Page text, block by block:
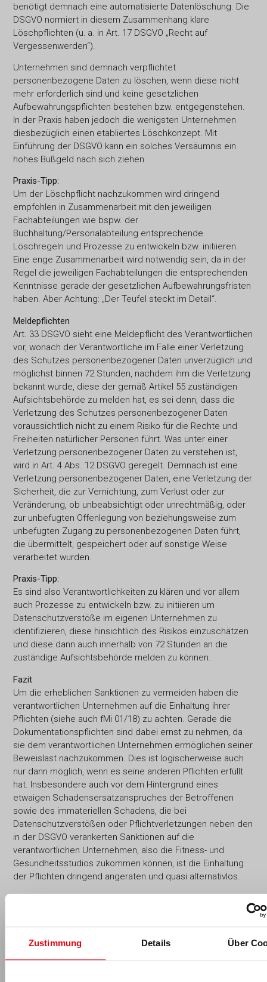
Zustimmung Details Über
benötigt demnach eine automatisierte Datenlöschung. Die
DSGVO normiert in diesem Zusammenhang klare
Löschpflichten (u. a. in Art. 17 DSGVO „Recht auf
Vergessenwerden“).
Unternehmen sind demnach verpflichtet
personenbezogene Daten zu löschen, wenn diese nicht
mehr erforderlich sind und keine gesetzlichen
Aufbewahrungspflichten bestehen bzw. entgegenstehen.
In der Praxis haben jedoch die wenigsten Unternehmen
diesbezüglich einen etabliertes Löschkonzept. Mit
Einführung der DSGVO kann ein solches Versäumnis ein
hohes Bußgeld nach sich ziehen.
Praxis-Tipp:
Um der Löschpflicht nachzukommen wird dringend
empfohlen in Zusammenarbeit mit den jeweiligen
Fachabteilungen wie bspw. der
Buchhaltung/Personalabteilung entsprechende
Löschregeln und Prozesse zu entwickeln bzw. initiieren.
Eine enge Zusammenarbeit wird notwendig sein, da in der
Regel die jeweiligen Fachabteilungen die entsprechenden
Kenntnisse gerade der gesetzlichen Aufbewahrungsfristen
haben. Aber Achtung: „Der Teufel steckt im Detail“.
Meldepflichten
Art. 33 DSGVO sieht eine Meldepflicht des Verantwortlichen
vor, wonach der Verantwortliche im Falle einer Verletzung
des Schutzes personenbezogener Daten unverzüglich und
möglichst binnen 72 Stunden, nachdem ihm die Verletzung
bekannt wurde, diese der gemäß Artikel 55 zuständigen
Aufsichtsbehörde zu melden hat, es sei denn, dass die
Verletzung des Schutzes personenbezogener Daten
voraussichtlich nicht zu einem Risiko für die Rechte und
Freiheiten natürlicher Personen führt. Was unter einer
Verletzung personenbezogener Daten zu verstehen ist,
wird in Art. 4 Abs. 12 DSGVO geregelt. Demnach ist eine
Verletzung personenbezogener Daten, eine Verletzung der
Sicherheit, die zur Vernichtung, zum Verlust oder zur
Veränderung, ob unbeabsichtigt oder unrechtmäßig, oder
zur unbefugten Offenlegung von beziehungsweise zum
unbefugten Zugang zu personenbezogenen Daten führt,
die übermittelt, gespeichert oder auf sonstige Weise
verarbeitet wurden.
Praxis-Tipp:
Es sind also Verantwortlichkeiten zu klären und vor allem
auch Prozesse zu entwickeln bzw. zu initiieren um
Datenschutzverstöße im eigenen Unternehmen zu
identifizieren, diese hinsichtlich des Risikos einzuschätzen
und diese dann auch innerhalb von 72 Stunden an die
zuständige Aufsichtsbehörde melden zu können.
Fazit
Um die erheblichen Sanktionen zu vermeiden haben die
verantwortlichen Unternehmen auf die Einhaltung ihrer
Pflichten (siehe auch fMi 01/18) zu achten. Gerade die
Dokumentationspflichten sind dabei ernst zu nehmen, da
sie dem verantwortlichen Unternehmen ermöglichen seiner
Beweislast nachzukommen. Dies ist logischerweise auch
nur dann möglich, wenn es seine anderen Pflichten erfüllt
hat. Insbesondere auch vor dem Hintergrund eines
etwaigen Schadensersatzanspruches der Betroffenen
sowie des immateriellen Schadens, die bei
Datenschutzverstößen oder Pflichtverletzungen neben den
in der DSGVO verankerten Sanktionen auf die
verantwortlichen Unternehmen, also die Fitness- und
Gesundheitsstudios zukommen können, ist die Einhaltung
der Pflichten dringend angeraten und quasi alternativlos.
Unternehmen ab sofort ist, sich mit der neuen DSGVO
auseinanderzusetzen und nicht die Augen vor einem
vermeintlich langweiligen Thema, das erst mal keine neuen
Kunden bringt, zu verschließen. Denn dies könnte